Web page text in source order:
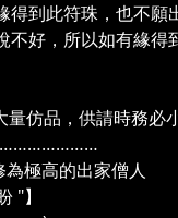
得到此符珠，也不願
不好，所以如有緣得
仿品，供請時務必
極高的出家僧人
】